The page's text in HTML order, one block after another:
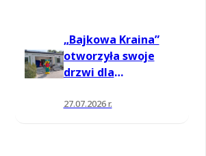
„Bajkowa Kraina”
otworzyła swoje
drzwi dla
27.07.2026 r.